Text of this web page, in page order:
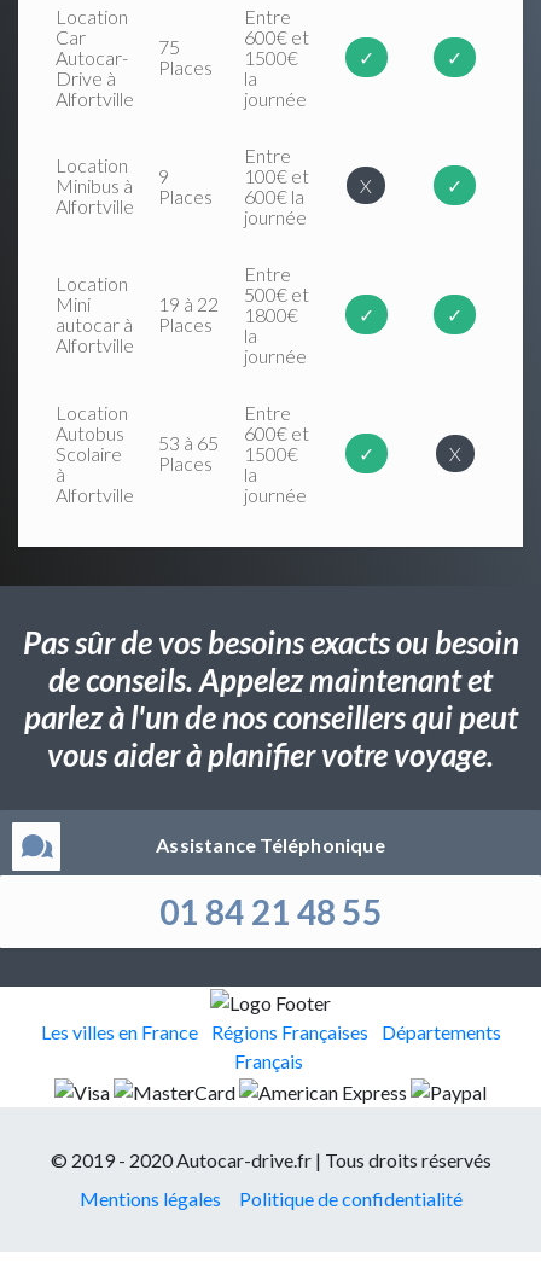
Location
Car
Autocar-
Drive à
Alfortville
75
Places
Entre
600€ et
1500€
la
journée
✓ ✓
Location
Minibus à
Alfortville
9
Places
Entre
100€ et
600€ la
journée
X ✓
Location
Mini
autocar à
Alfortville
19 à 22
Places
Entre
500€ et
1800€
la
journée
✓ ✓
Location
Autobus
Scolaire
à
Alfortville
53 à 65
Places
Entre
600€ et
1500€
la
journée
✓ X
Pas sûr de vos besoins exacts ou besoin
de conseils. Appelez maintenant et
parlez à l'un de nos conseillers qui peut
vous aider à planifier votre voyage.
Assistance Téléphonique
01 84 21 48 55
Les villes en France Régions Françaises
Départements
Français
© 2019 - 2020 Autocar-drive.fr | Tous droits réservés
Mentions légales
Politique de confidentialité